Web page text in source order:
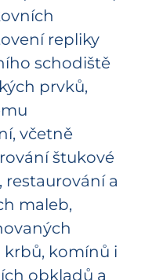
repliky
schodiště
prvků,
včetně
štukové
restaurování a
maleb,
krbů, komínů i
obkladů a